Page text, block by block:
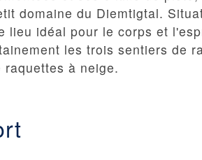
domaine du Diemtigtal.
lieu idéal pour le corps et
les trois sentiers de
à neige.